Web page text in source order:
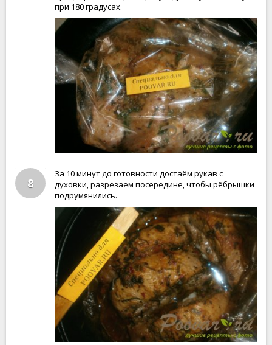
при 180 градусах.
8
За 10 минут до готовности достаём рукав с
духовки, разрезаем посередине, чтобы рёбрышки
подрумянились.